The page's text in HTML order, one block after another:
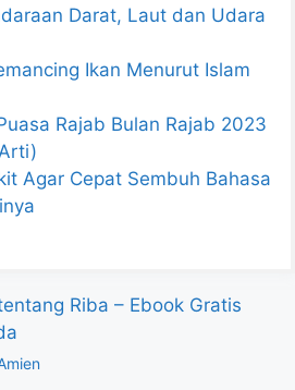
Darat, Laut dan Udara
Ikan Menurut Islam
Rajab Bulan Rajab 2023
Agar Cepat Sembuh Bahasa
Riba – Ebook Gratis